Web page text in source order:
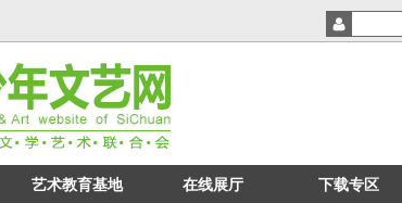
艺术教育基地 在线展厅 下载专区